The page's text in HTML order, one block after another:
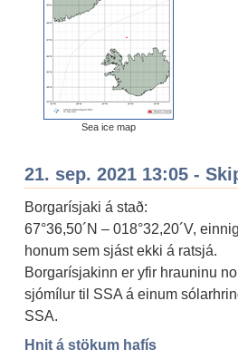
Sea ice map
21. sep. 2021 13:05 -
Borgarísjaki á stað:
67°36,50´N – 018°32,20´V,
honum sem sjást ekki á ratsjá.
Borgarísjakinn er yfir hrauninu
sjómílur til SSA á einum
SSA.
Hnit á stökum hafís